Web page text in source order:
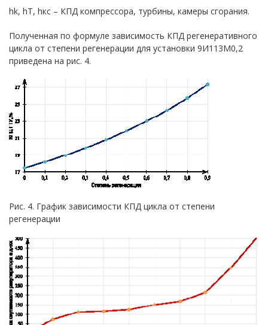
hk, hТ, hкс – КПД компрессора, турбины, камеры сгорания.
Полученная по формуле зависимость КПД регенеративного
цикла от степени регенерации для установки 9И113М0,2
приведена на рис. 4.
Рис. 4. График зависимости КПД цикла от степени
регенерации